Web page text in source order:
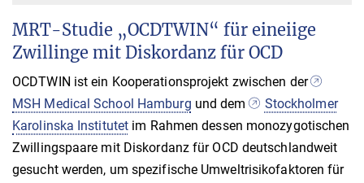
MRT-Studie „OCDTWIN“ für eineiige
Zwillinge mit Diskordanz für OCD
OCDTWIN ist ein Kooperationsprojekt zwischen der
MSH Medical School Hamburg und dem
Stockholmer
Karolinska Institutet im Rahmen dessen monozygotischen
Zwillingspaare mit Diskordanz für OCD deutschlandweit
gesucht werden, um spezifische Umweltrisikofaktoren für